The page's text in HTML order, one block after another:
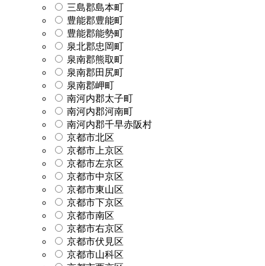
三島郡島本町
豊能郡豊能町
豊能郡能勢町
泉北郡忠岡町
泉南郡熊取町
泉南郡田尻町
泉南郡岬町
南河内郡太子町
南河内郡河南町
南河内郡千早赤阪村
京都市北区
京都市上京区
京都市左京区
京都市中京区
京都市東山区
京都市下京区
京都市南区
京都市右京区
京都市伏見区
京都市山科区